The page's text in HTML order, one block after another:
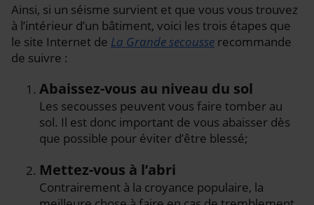
Ainsi, si un séisme survient et que vous vous trouvez
à l’intérieur d’un bâtiment, voici les trois étapes que
le site Internet de La Grande secousse recommande
de suivre :
Abaissez-vous au niveau du sol
Les secousses peuvent vous faire tomber au
sol. Il est donc important de vous abaisser dès
que possible pour éviter d’être blessé;
Mettez-vous à l’abri
Contrairement à la croyance populaire, la